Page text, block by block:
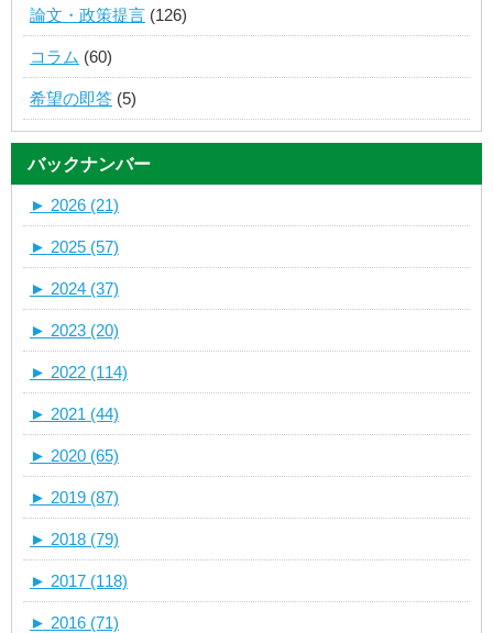
論文・政策提言 (126)
コラム (60)
希望の即答 (5)
バックナンバー
► 2026 (21)
► 2025 (57)
► 2024 (37)
► 2023 (20)
► 2022 (114)
► 2021 (44)
► 2020 (65)
► 2019 (87)
► 2018 (79)
► 2017 (118)
► 2016 (71)